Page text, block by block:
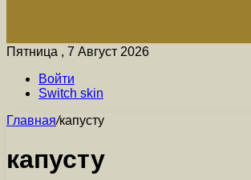
Пятница , 7 Август 2026
Войти
Switch skin
Главная/капусту
капусту